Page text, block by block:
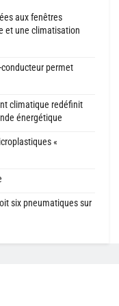
aux fenêtres
et une climatisation
permet
climatique redéfinit
énergétique
«
six pneumatiques sur